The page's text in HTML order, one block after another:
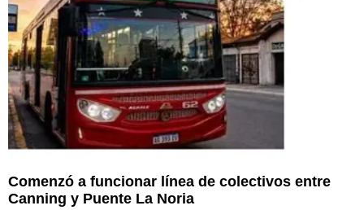
Comenzó a funcionar línea de colectivos entre
Canning y Puente La Noria